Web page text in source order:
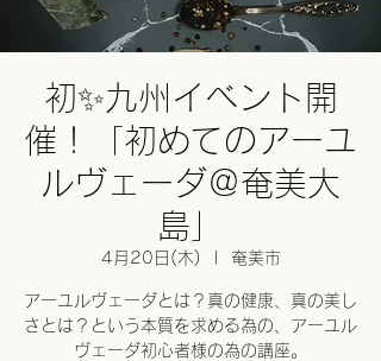
初✨九州イベント開
催！「初めてのアーユ
ルヴェーダ＠奄美大
島」
4月20日(木) 奄美市
アーユルヴェーダとは？真の健康、真の美し
さとは？という本質を求める為の、アーユル
ヴェーダ初心者様の為の講座。